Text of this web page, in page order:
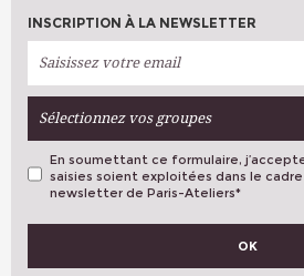
INSCRIPTION À LA NEWSLETTER
Sélectionnez vos groupes
VOS PRÉFÉRENCES
En soumettant ce formulaire,
saisies soient exploitées dans le
newsletter de Paris-Ateliers*
OK